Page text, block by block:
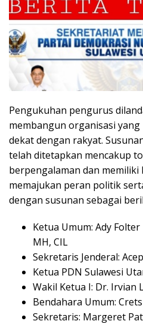
Pengukuhan pengurus
membangun organisasi
dekat dengan rakyat.
telah ditetapkan mencakup
berpengalaman dan
memajukan peran politik
dengan susunan sebagai
Ketua Umum: Ady
MH, CIL
Sekretaris Jenderal:
Ketua PDN Sulawesi
Wakil Ketua I: Dr. Irvian
Bendahara Umum:
Sekretaris: Margeret